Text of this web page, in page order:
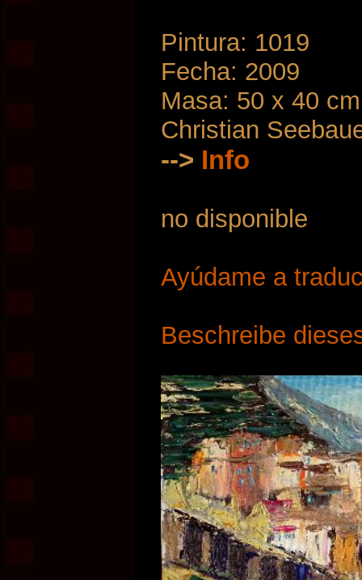
Pintura: 1019
Fecha: 2009
Masa: 50 x 40 cm
Christian
--> Info
no disponible
Ayúdame a
Beschreibe